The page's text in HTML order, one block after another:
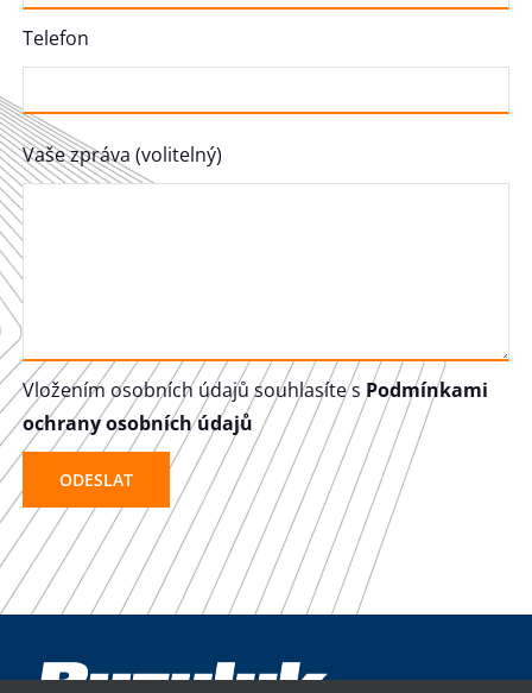
Telefon
Vaše zpráva (volitelný)
Vložením osobních údajů souhlasíte s Podmínkami
ochrany osobních údajů